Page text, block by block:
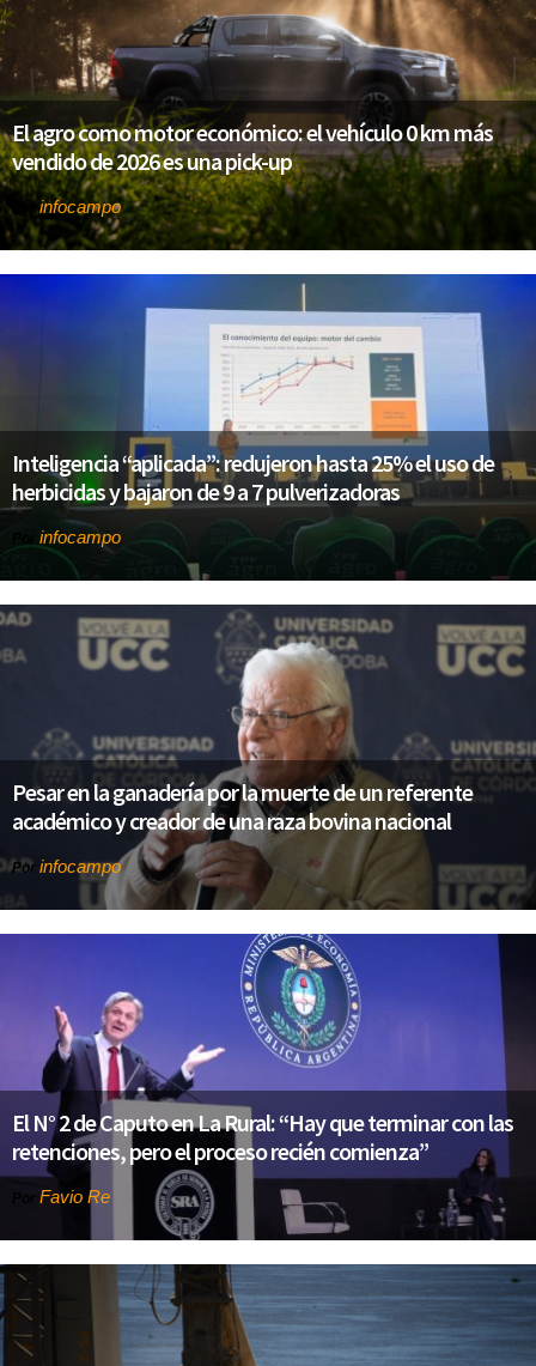
El agro como motor económico: el vehículo 0 km más
vendido de 2026 es una pick-up
Porinfocampo
Inteligencia “aplicada”: redujeron hasta 25% el uso de
herbicidas y bajaron de 9 a 7 pulverizadoras
infocampo
Pesar en la ganadería por la muerte de un referente
académico y creador de una raza bovina nacional
Por infocampo
El N° 2 de Caputo en La Rural: “Hay que terminar con las
retenciones, pero el proceso recién comienza”
Por Favio Re